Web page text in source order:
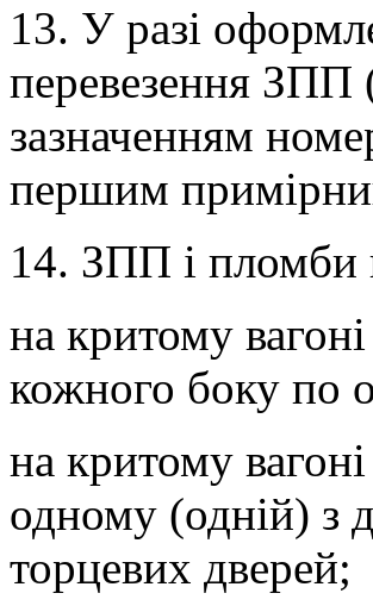
13. У разі
перевезення ЗПП
зазначенням
першим
14. ЗПП і пломби
на критому
кожного боку по
на критому
одному (одній) з
торцевих дверей;